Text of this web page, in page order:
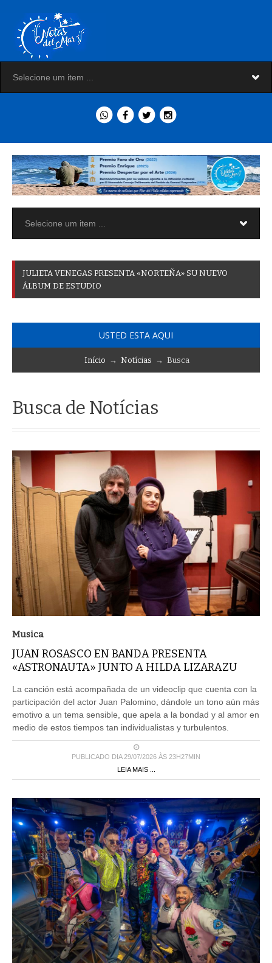
JULIETA VENEGAS PRESENTA «NORTEÑA» SU NUEVO
ÁLBUM DE ESTUDIO
USTED ESTA AQUI
Início → Notícias → Busca
Busca de Notícias
Musica
JUAN ROSASCO EN BANDA PRESENTA
«ASTRONAUTA» JUNTO A HILDA LIZARAZU
La canción está acompañada de un videoclip que cuenta con la
participación del actor Juan Palomino, dándole un tono aún más
emotivo a un tema sensible, que apela a la bondad y al amor en
medio de estos tiempos tan individualistas y turbulentos.
PUBLICADO DIA 29/07/2026 ÀS 23H27MIN
LEIA MAIS ...